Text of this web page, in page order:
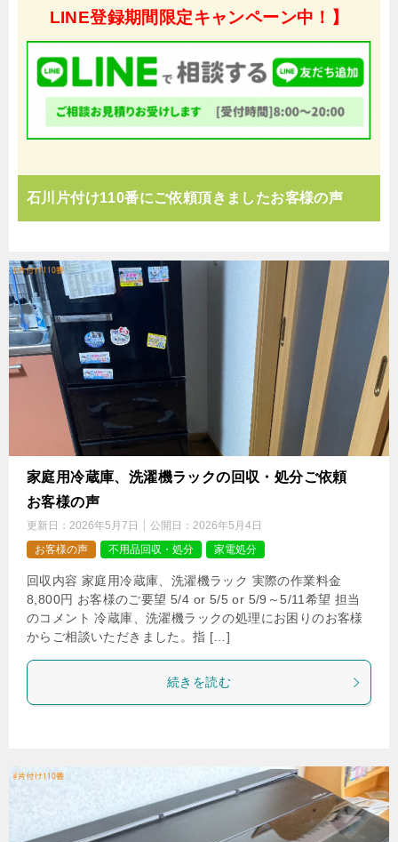
LINE登録期間限定キャンペーン中！】
石川片付け110番にご依頼頂きましたお客様の声
家庭用冷蔵庫、洗濯機ラックの回収・処分ご依頼
お客様の声
更新日： 2026年5月7日 公開日： 2026年5月4日
お客様の声
不用品回収・処分 家電処分
回収内容 家庭用冷蔵庫、洗濯機ラック 実際の作業料金
8,800円 お客様のご要望 5/4 or 5/5 or 5/9～5/11希望 担当
のコメント 冷蔵庫、洗濯機ラックの処理にお困りのお客様
からご相談いただきました。指 […]
続きを読む